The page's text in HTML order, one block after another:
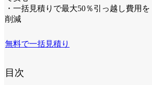
・一括見積りで最大50％引っ越し費用を
削減
無料で一括見積り
目次